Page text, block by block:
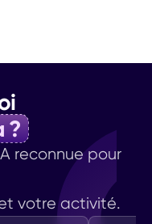
?
reconnue pour
votre activité.